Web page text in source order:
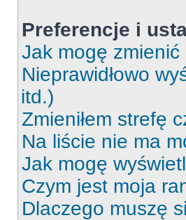
Preferencje i
Jak mogę
Nieprawidłowo
itd.)
Zmieniłem strefę
Na liście nie ma
Jak mogę
Czym jest moja
Dlaczego muszę